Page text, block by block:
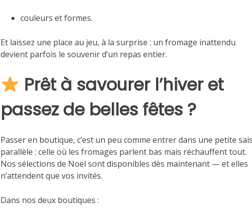
couleurs et formes.
Et laissez une place au jeu, à la surprise : un fromage inattendu
devient parfois le souvenir d’un repas entier.
Prêt à savourer l’hiver et
passez de belles fêtes ?
Passer en boutique, c’est un peu comme entrer dans une petite
parallèle : celle où les fromages parlent bas mais réchauffent tout.
Nos sélections de Noël sont disponibles dès maintenant — et elles
n’attendent que vos invités.
Dans nos deux boutiques :